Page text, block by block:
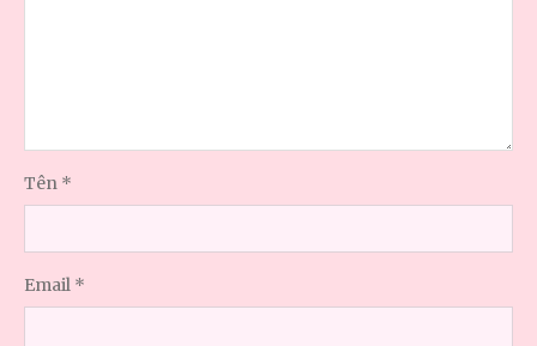
Tên *
Email *